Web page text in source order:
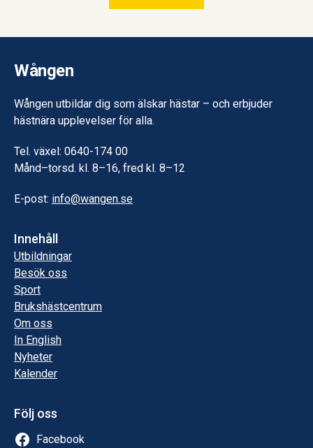
Wången
Wången utbildar dig som älskar hästar – och erbjuder
hästnära upplevelser för alla.
Tel. växel: 0640-174 00
Månd–torsd. kl. 8–16, fred kl. 8–12
E-post: info@wangen.se
Innehåll
Utbildningar
Besök oss
Sport
Brukshästcentrum
Om oss
In English
Nyheter
Kalender
Följ oss
Facebook